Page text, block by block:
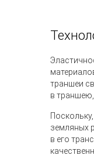
траншеи
в траншею,
земляных
в его